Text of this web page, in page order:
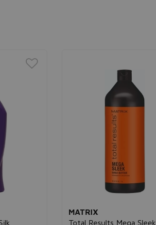
MATRIX
Total Results Mega Sleek